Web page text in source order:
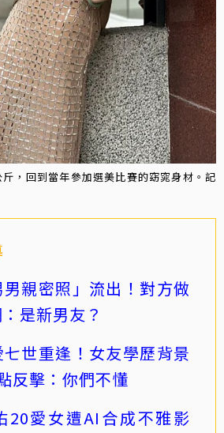
，回到當年參加選美比賽的窈窕身材。記
親密照」流出！對方做
是新男友？
世重逢！女友學歷背景
擊：你們不懂
20愛女遭AI合成不雅影